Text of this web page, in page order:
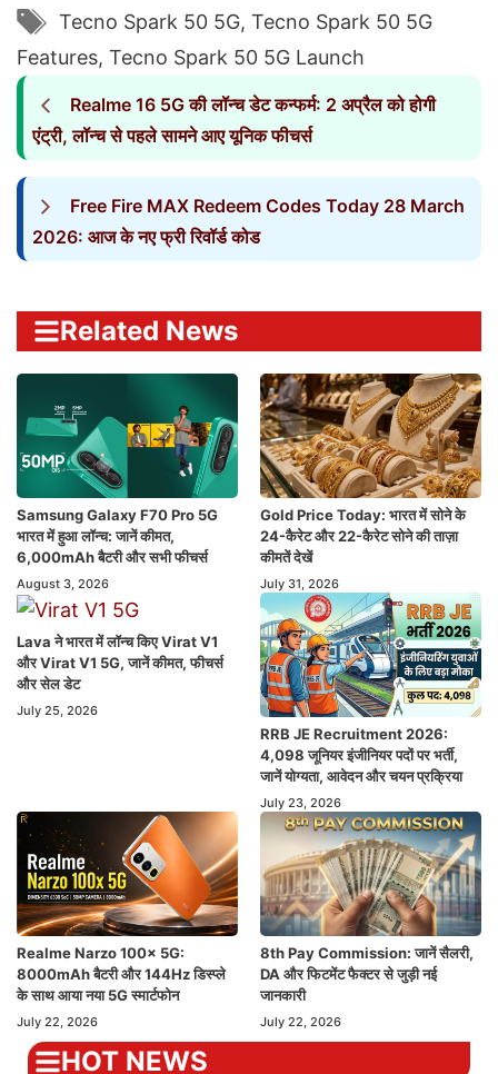
Tags
Tecno Spark 50 5G, Tecno Spark 50 5G
Features, Tecno Spark 50 5G Launch
Realme 16 5G की लॉन्च डेट कन्फर्म: 2 अप्रैल को होगी
एंट्री, लॉन्च से पहले सामने आए यूनिक फीचर्स
Free Fire MAX Redeem Codes Today 28 March
2026: आज के नए फ्री रिवॉर्ड कोड
Related News
Samsung Galaxy F70 Pro 5G
भारत में हुआ लॉन्च: जानें कीमत,
6,000mAh बैटरी और सभी फीचर्स
August 3, 2026
Gold Price Today: भारत में सोने के
24-कैरेट और 22-कैरेट सोने की ताज़ा
कीमतें देखें
July 31, 2026
Lava ने भारत में लॉन्च किए Virat V1
और Virat V1 5G, जानें कीमत, फीचर्स
और सेल डेट
July 25, 2026
RRB JE Recruitment 2026:
4,098 जूनियर इंजीनियर पदों पर भर्ती,
जानें योग्यता, आवेदन और चयन प्रक्रिया
July 23, 2026
Realme Narzo 100x 5G:
8000mAh बैटरी और 144Hz डिस्प्ले
के साथ आया नया 5G स्मार्टफोन
July 22, 2026
8th Pay Commission: जानें सैलरी,
DA और फिटमेंट फैक्टर से जुड़ी नई
जानकारी
July 22, 2026
HOT NEWS